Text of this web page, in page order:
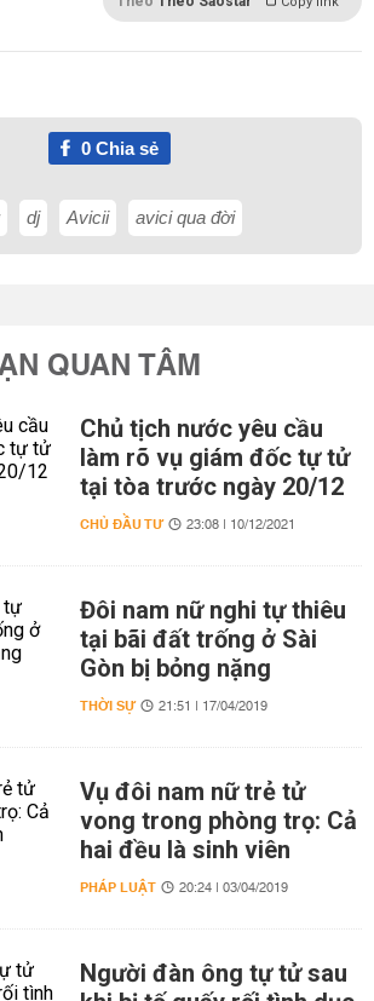
0Chia sẻ
dj Avicii avici qua đời
QUAN TÂM
Chủ tịch nước yêu cầu
làm rõ vụ giám đốc tự tử
tại tòa trước ngày 20/12
CHỦ ĐẦU TƯ 23:08 | 10/12/2021
Đôi nam nữ nghi tự thiêu
tại bãi đất trống ở Sài
Gòn bị bỏng nặng
THỜI SỰ 21:51 | 17/04/2019
Vụ đôi nam nữ trẻ tử
vong trong phòng trọ: Cả
hai đều là sinh viên
PHÁP LUẬT 20:24 | 03/04/2019
Người đàn ông tự tử sau